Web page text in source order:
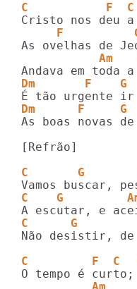
C           F
F
Am
Dm       F
Dm      F     G
As boas novas de
[Refrão]
C       G
C    G
C      G
Não desistir, de
C